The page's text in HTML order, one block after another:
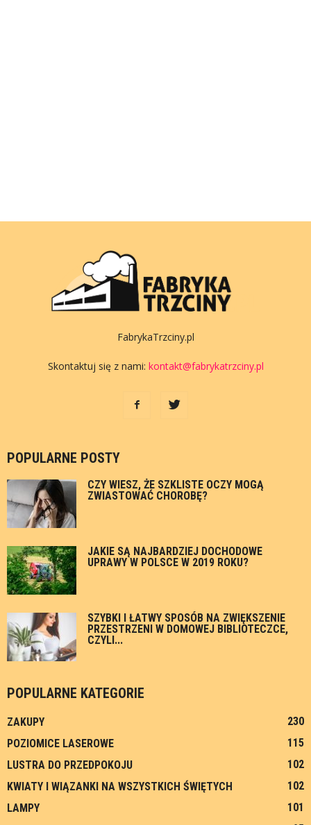
FabrykaTrzciny.pl
Skontaktuj się z nami: kontakt@fabrykatrzciny.pl
POPULARNE POSTY
CZY WIESZ, ŻE SZKLISTE OCZY MOGĄ
ZWIASTOWAĆ CHOROBĘ?
JAKIE SĄ NAJBARDZIEJ DOCHODOWE
UPRAWY W POLSCE W 2019 ROKU?
SZYBKI I ŁATWY SPOSÓB NA ZWIĘKSZENIE
PRZESTRZENI W DOMOWEJ BIBLIOTECZCE,
CZYLI...
POPULARNE KATEGORIE
ZAKUPY
230
POZIOMICE LASEROWE
115
LUSTRA DO PRZEDPOKOJU
102
KWIATY I WIĄZANKI NA WSZYSTKICH ŚWIĘTYCH
102
LAMPY
101